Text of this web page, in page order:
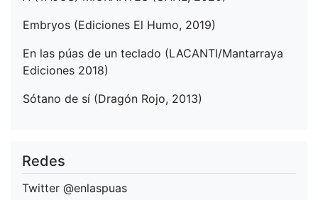
Embryos (Ediciones El Humo, 2019)
En las púas de un teclado (LACANTI/Mantarraya
Ediciones 2018)
Sótano de sí (Dragón Rojo, 2013)
Redes
Twitter @enlaspuas